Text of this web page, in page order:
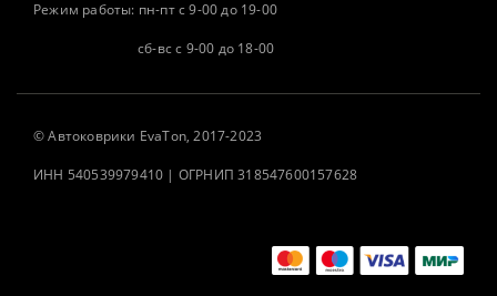
Режим работы: пн-пт с 9-00 до 19-00
сб-вс с 9-00 до 18-00
©Автоковрики EvaTon, 2017-2023
ИНН 540539979410 | ОГРНИП 318547600157628